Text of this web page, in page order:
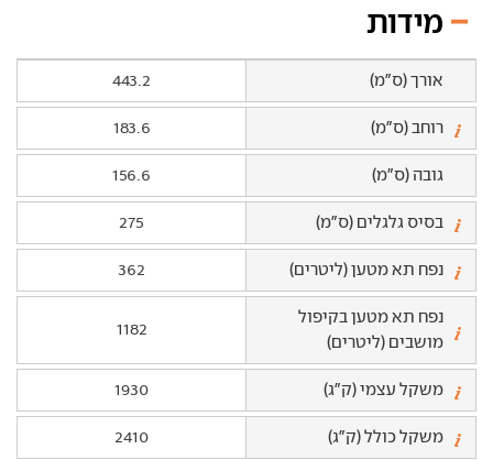
מידות
אורך (ס"מ) 443.2
רוחב (ס"מ) 183.6
גובה (ס"מ) 156.6
בסיס גלגלים (ס"מ) 275
נפח תא מטען (ליטרים) 362
נפח תא מטען בקיפול
מושבים (ליטרים)
1182
משקל עצמי (ק"ג) 1930
משקל כולל (ק"ג) 2410